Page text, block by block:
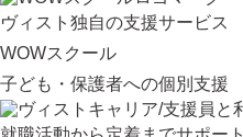
ヴィスト独自の支援サービス
WOWスクール
子ども・保護者への個別支援